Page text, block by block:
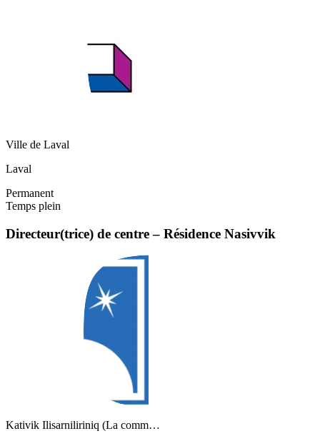
Ville de Laval
Laval
Permanent
Temps plein
Directeur(trice) de centre – Résidence Nasivvik
Kativik Ilisarniliriniq (La comm…